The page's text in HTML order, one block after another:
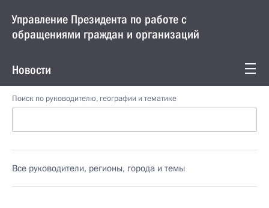
Управление Президента по работе с
обращениями граждан и организаций
Новости
Поиск по руководителю, географии и тематике
Все руководители, регионы, города и темы